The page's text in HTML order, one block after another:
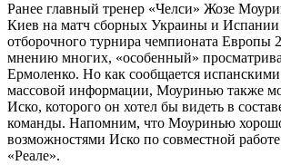
Ранее главный тренер «Челси» Жозе
Киев на матч сборных Украины и Испании
отборочного турнира чемпионата Европы
мнению многих, «особенный»
Ермоленко. Но как сообщается испанскими
массовой информации, Моуринью также
Иско, которого он хотел бы видеть в
команды. Напомним, что Моуринью
возможностями Иско по совместной
«Реале».